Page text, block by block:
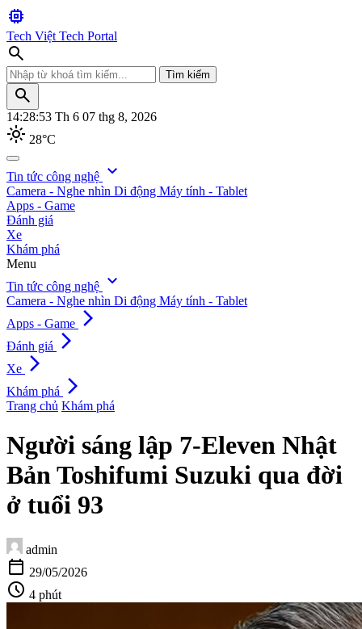
memory
Tech Việt Tech Portal
search
Tìm kiếm
search
14:28:54 Th 6 07 thg 8, 2026
light_mode 28°C
search
Tìm kiếm
Tin tức công nghệ expand_more
Camera - Nghe nhìn Di động Máy tính - Tablet
Apps - Game
Đánh giá
Xe
Khám phá
Menu
Tin tức công nghệ expand_more
Camera - Nghe nhìn Di động Máy tính - Tablet
Apps - Game arrow_forward_ios
Đánh giá arrow_forward_ios
Xe arrow_forward_ios
Khám phá arrow_forward_ios
Trang chủ Khám phá
Người sáng lập 7-Eleven Nhật
Bản Toshifumi Suzuki qua đời
ở tuổi 93
admin
calendar_today 29/05/2026
schedule 4 phút